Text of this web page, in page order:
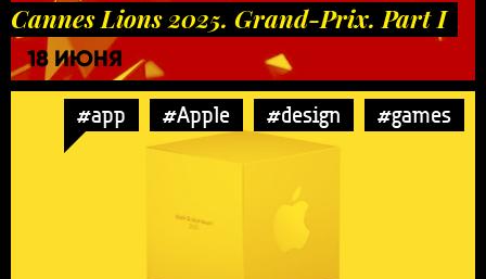
Cannes Lions 2025. Grand-Prix. Part I
18 ИЮНЯ
#app #Apple #design #games